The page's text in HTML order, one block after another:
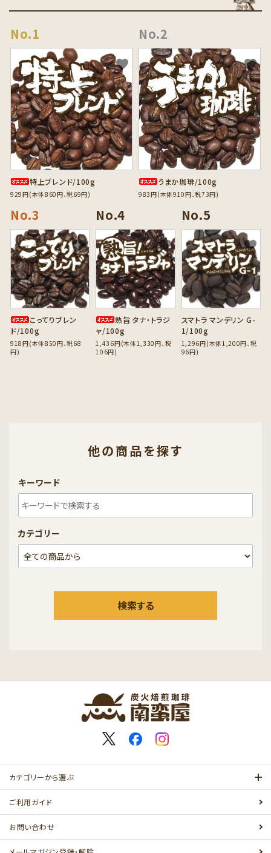
特上ブレンド/100g
929円(本体860円、税69円)
favorite
うまか珈琲/100g
983円(本体910円、税73円)
favorite
こってりブレン
ド/100g
918円(本体850円、税68
円)
favorite
熟旨 タナ・トラジ
ャ/100g
1,436円(本体1,330円、税
106円)
favorite
スマトラ マンデリン G-
1/100g
1,296円(本体1,200円、税
96円)
favorite
他の商品を探す
キーワード
カテゴリー
検索する
カテゴリーから選ぶ
ご利用ガイド
お問い合わせ